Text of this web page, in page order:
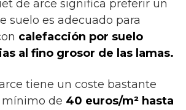
de arce significa preferir un
suelo es adecuado para
calefacción por suelo
al fino grosor de las lamas.
tiene un coste bastante
mínimo de 40 euros/m² hasta